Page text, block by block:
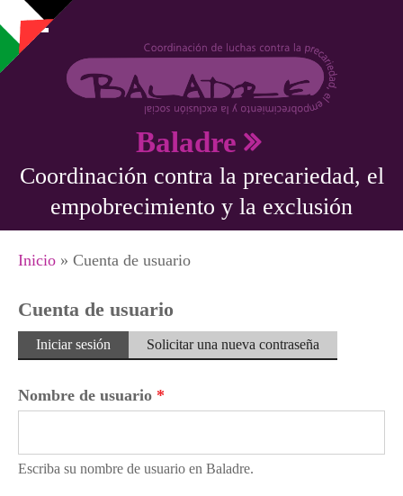
Pasar al contenido principal
Baladre
Coordinación contra la precariedad, el
empobrecimiento y la exclusión
Se encuentra usted aquí
Inicio » Cuenta de usuario
Cuenta de usuario
Solapas principales
Iniciar sesión (solapaSolicitar una nueva contraseña
Nombre de usuario *
Escriba su nombre de usuario en Baladre.